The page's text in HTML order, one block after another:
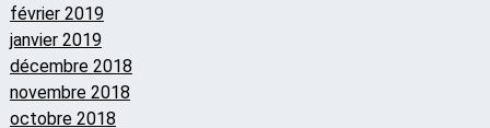
février 2019
janvier 2019
décembre 2018
novembre 2018
octobre 2018